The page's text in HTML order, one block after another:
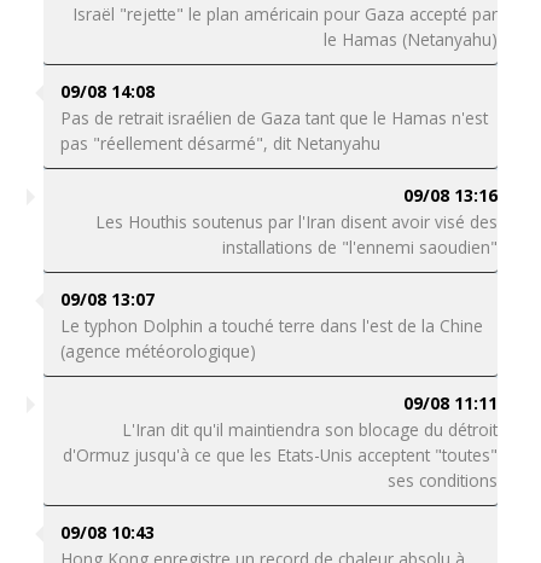
Israël "rejette" le plan américain pour Gaza accepté par
le Hamas (Netanyahu)
09/08 14:08
Pas de retrait israélien de Gaza tant que le Hamas n'est
pas "réellement désarmé", dit Netanyahu
09/08 13:16
Les Houthis soutenus par l'Iran disent avoir visé des
installations de "l'ennemi saoudien"
09/08 13:07
Le typhon Dolphin a touché terre dans l'est de la Chine
(agence météorologique)
09/08 11:11
L'Iran dit qu'il maintiendra son blocage du détroit
d'Ormuz jusqu'à ce que les Etats-Unis acceptent "toutes"
ses conditions
09/08 10:43